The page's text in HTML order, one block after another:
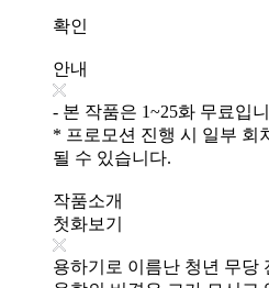
확인
안내
- 본 작품은 1~25화 무료입
* 프로모션 진행 시 일부 회
될 수 있습니다.
작품소개
첫화보기
용하기로 이름난 청년 무당